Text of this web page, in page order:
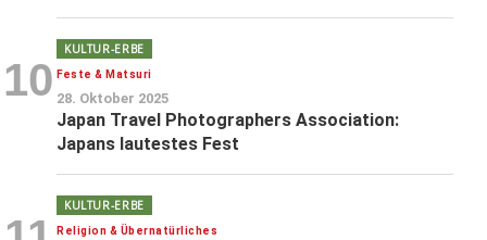
10
KULTUR-ERBE
Feste & Matsuri
28. Oktober 2025
Japan Travel Photographers Association:
Japans lautestes Fest
KULTUR-ERBE
Religion & Übernatürliches